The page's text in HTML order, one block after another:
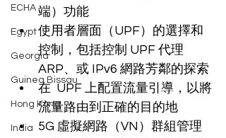
ECHA
Egypt
Georgia
Guinea Bissau
Hong Kong
India
端）功能
使用者層面（UPF）的選擇和
控制，包括控制 UPF 代理
ARP、或 IPv6 網路芳鄰的探索
在  UPF 上配置流量引導，以將
流量路由到正確的目的地
5G 虛擬網路（VN）群組管理